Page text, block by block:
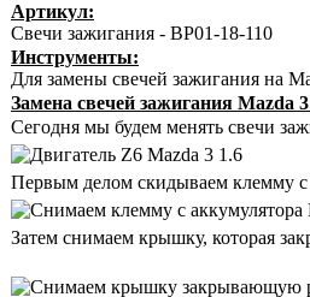
Артикул:
Свечи зажигания - BP01-18-110
Инструменты:
Для замены свечей зажигания на
Замена свечей зажигания Mazda
Сегодня мы будем менять свечи
Первым делом скидываем клемму с
Затем снимаем крышку, которая